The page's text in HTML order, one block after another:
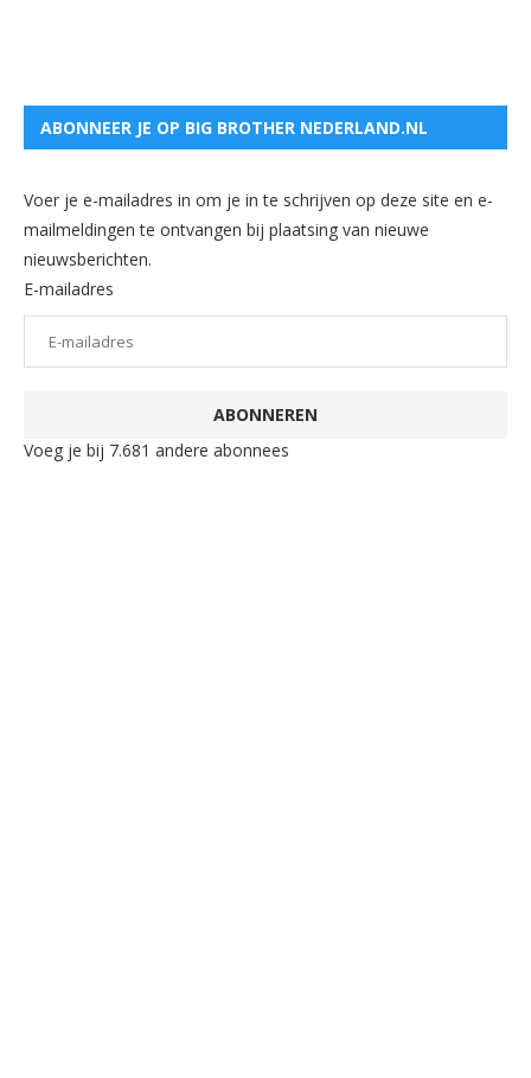
ABONNEER JE OP BIG BROTHER NEDERLAND.NL
Voer je e-mailadres in om je in te schrijven op deze site en e-
mailmeldingen te ontvangen bij plaatsing van nieuwe
nieuwsberichten.
E-mailadres
ABONNEREN
Voeg je bij 7.681 andere abonnees